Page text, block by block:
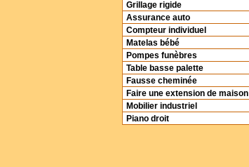
Grillage rigide
Assurance auto
Compteur individuel
Matelas bébé
Pompes funèbres
Table basse palette
Fausse cheminée
Faire une extension de maison
Mobilier industriel
Piano droit